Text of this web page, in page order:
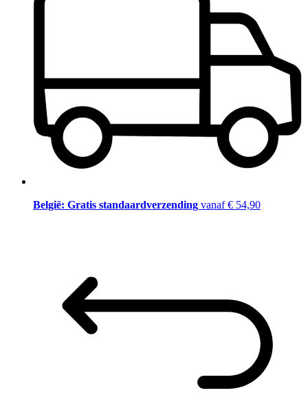
België: Gratis standaardverzending vanaf € 54,90